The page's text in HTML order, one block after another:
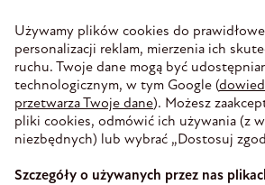
Polska
NIP 8860027066
REGON 890213034
INFORMACJE
PŁATNOŚĆ I DOSTAWA
WIEDZA
Używamy plików cookies do
personalizacji reklam, mierzenia ich
ruchu. Twoje dane mogą być
technologicznym, w tym Google (
przetwarza Twoje dane). Możesz
pliki cookies, odmówić ich używania (z
niezbędnych) lub wybrać „Dostosuj
Szczegóły o używanych przez nas